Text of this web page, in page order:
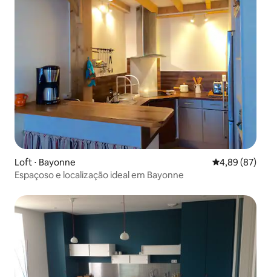
Loft ⋅ Bayonne 4,89 de uma
4,89 (87)
Espaçoso e localização ideal em Bayonne